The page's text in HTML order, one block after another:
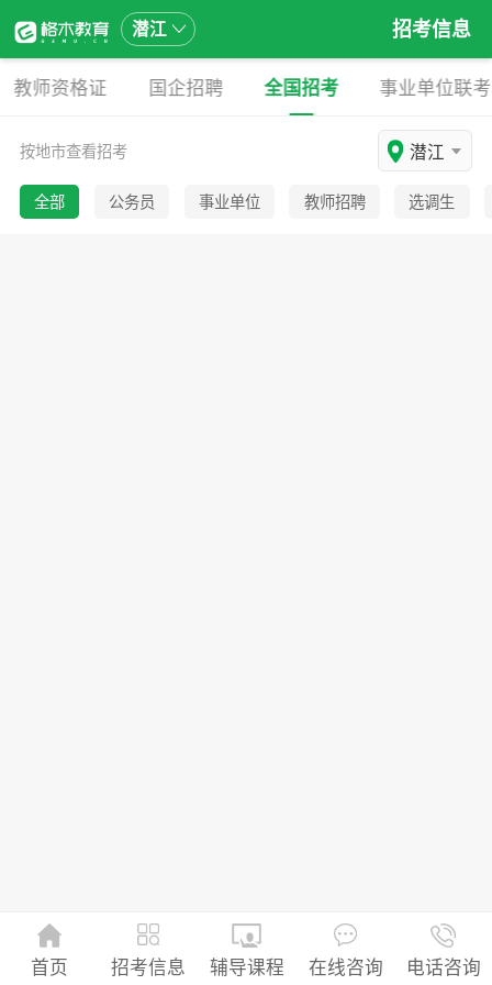
潜江 招考信息
首页 招考信息 辅导课程 在线咨询 电话咨询
教师资格证 国企招聘 全国招考 事业单位联考
按地市查看招考 潜江
全部 公务员 事业单位 教师招聘 选调生